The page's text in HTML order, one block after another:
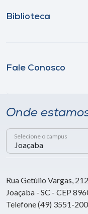
Biblioteca
Fale Conosco
Onde
Selecione o campus
Rua Getúlio Vargas,
Joaçaba - SC - CEP
Telefone (49) 3551-